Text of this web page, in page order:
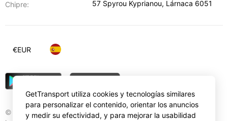
Chipre: 57 Spyrou Kyprianou, Lárnaca 6051
© Gettransport International Limited. GetTransport®
€EUR
GetTransport utiliza cookies y tecnologías similares
para personalizar el contenido, orientar los anuncios
y medir su efectividad, y para mejorar la usabilidad